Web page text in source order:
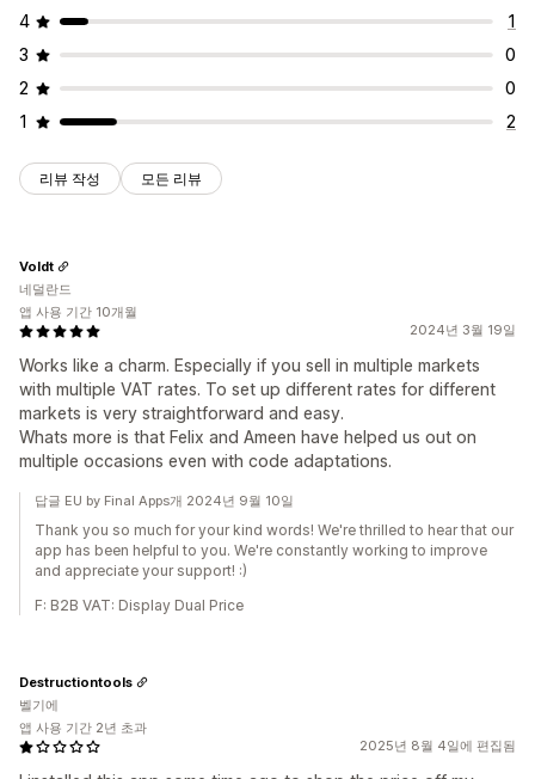
4
1
3
0
2
0
1
2
리뷰 작성 모든 리뷰
2024년 3월 19일
Works like a charm. Especially if you sell in multiple markets
with multiple VAT rates. To set up different rates for different
markets is very straightforward and easy.
Whats more is that Felix and Ameen have helped us out on
multiple occasions even with code adaptations.
Voldt
네덜란드
앱 사용 기간 10개월
답글 EU by Final Apps개 2024년 9월 10일
Thank you so much for your kind words! We're thrilled to hear that our
app has been helpful to you. We're constantly working to improve
and appreciate your support! :)
F: B2B VAT: Display Dual Price
2025년 8월 4일에 편집됨
Destructiontools
벨기에
앱 사용 기간 2년 초과